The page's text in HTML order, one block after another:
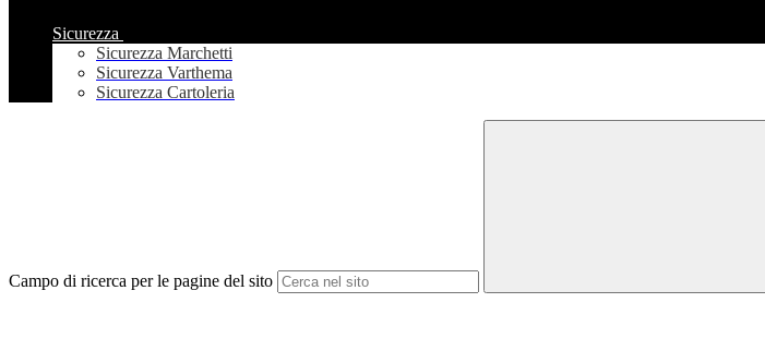
Sicurezza
Sicurezza Marchetti
Sicurezza Varthema
Sicurezza Cartoleria
Campo di ricerca per le pagine del sito